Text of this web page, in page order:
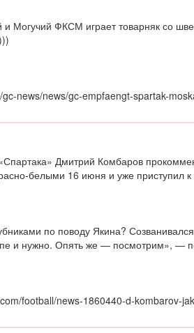
Могучий ФКСМ играет товарняк со
gc-news/news/gc-empfaengt-spartak-
Дмитрий Комбаров
белыми 16 июня и уже приступил
по поводу Якина?
и нужно. Опять же — посмотрим», —
football/news-1860440-d-kombarov-